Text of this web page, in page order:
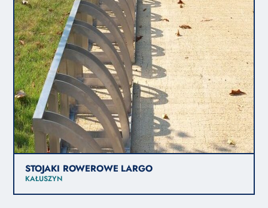
STOJAKI ROWEROWE LARGO
KAŁUSZYN